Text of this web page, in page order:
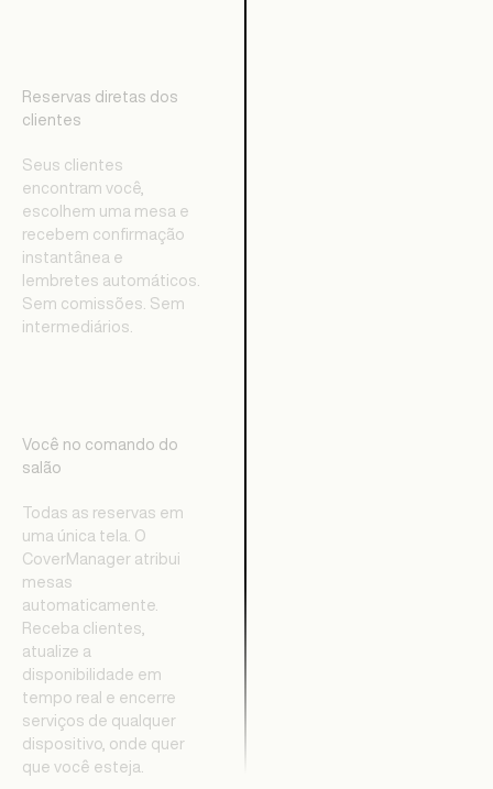
Reservas diretas dos
clientes
Seus clientes
encontram você,
escolhem uma mesa e
recebem confirmação
instantânea e
lembretes automáticos.
Sem comissões. Sem
intermediários.
Você no comando do
salão
Todas as reservas em
uma única tela. O
CoverManager atribui
mesas
automaticamente.
Receba clientes,
atualize a
disponibilidade em
tempo real e encerre
serviços de qualquer
dispositivo, onde quer
que você esteja.